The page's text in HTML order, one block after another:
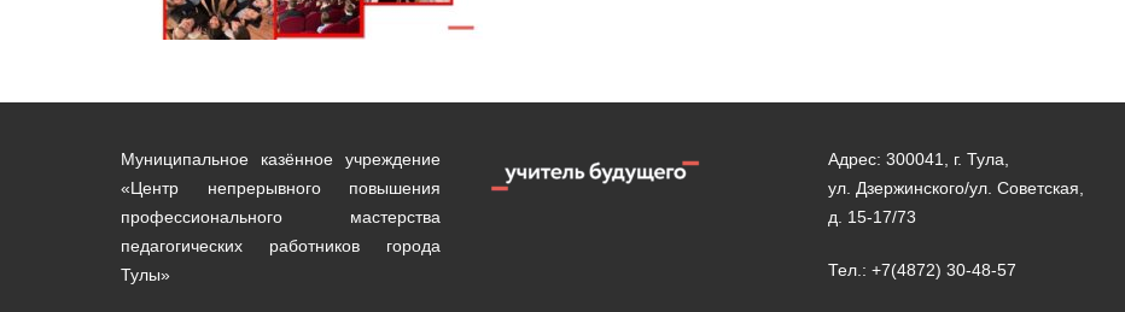
Муниципальное казённое учреждение
«Центр непрерывного повышения
профессионального мастерства
педагогических работников города
Тулы»
Адрес: 300041, г. Тула,
ул. Дзержинского/ул. Советская,
д. 15-17/73
Тел.: +7(4872) 30-48-57